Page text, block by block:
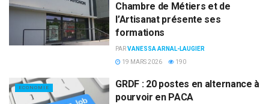
Chambre de Métiers et de
l’Artisanat présente ses
formations
PARVANESSA ARNAL-LAUGIER
19 MARS 2026
190
ECONOMIE
GRDF : 20 postes en alternance à
pourvoir en PACA